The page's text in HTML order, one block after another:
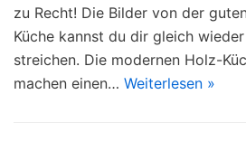
zu Recht! Die Bilder von der
Küche kannst du dir gleich
streichen. Die modernen Holz-
machen einen… Weiterlesen »